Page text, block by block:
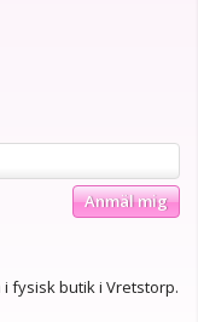
Anmäl mig
fysisk butik i Vretstorp.